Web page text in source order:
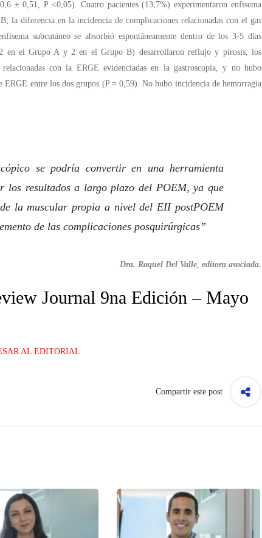
± 0,51, P <0,05). Cuatro pacientes (13,7%) experimentaron enfisema
la diferencia en la incidencia de complicaciones relacionadas con el gas
subcutáneo se absorbió espontáneamente dentro de los 3-5 días
en el Grupo A y 2 en el Grupo B) desarrollaron reflujo y pirosis, los
con la ERGE evidenciadas en la gastroscopia, y no hubo
ERGE entre los dos grupos (P = 0,59). No hubo incidencia de hemorragia
se podría convertir en una herramienta
los resultados a largo plazo del POEM, ya que
la muscular propia a nivel del EII postPOEM
de las complicaciones posquirúrgicas”
Dra. Raquel Del Valle editora asociada.
Journal 9na Edición – Mayo
AL EDITORIAL
Compartir este post